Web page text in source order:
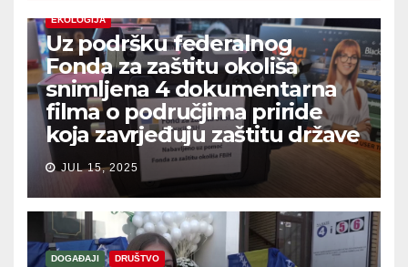
EKOLOGIJA
Uz podršku federalnog
Fonda za zaštitu okoliša
snimljena 4 dokumentarna
filma o područjima priride
koja zavrjeđuju zaštitu države
JUL 15, 2025
DOGAĐAJI DRUŠTVO